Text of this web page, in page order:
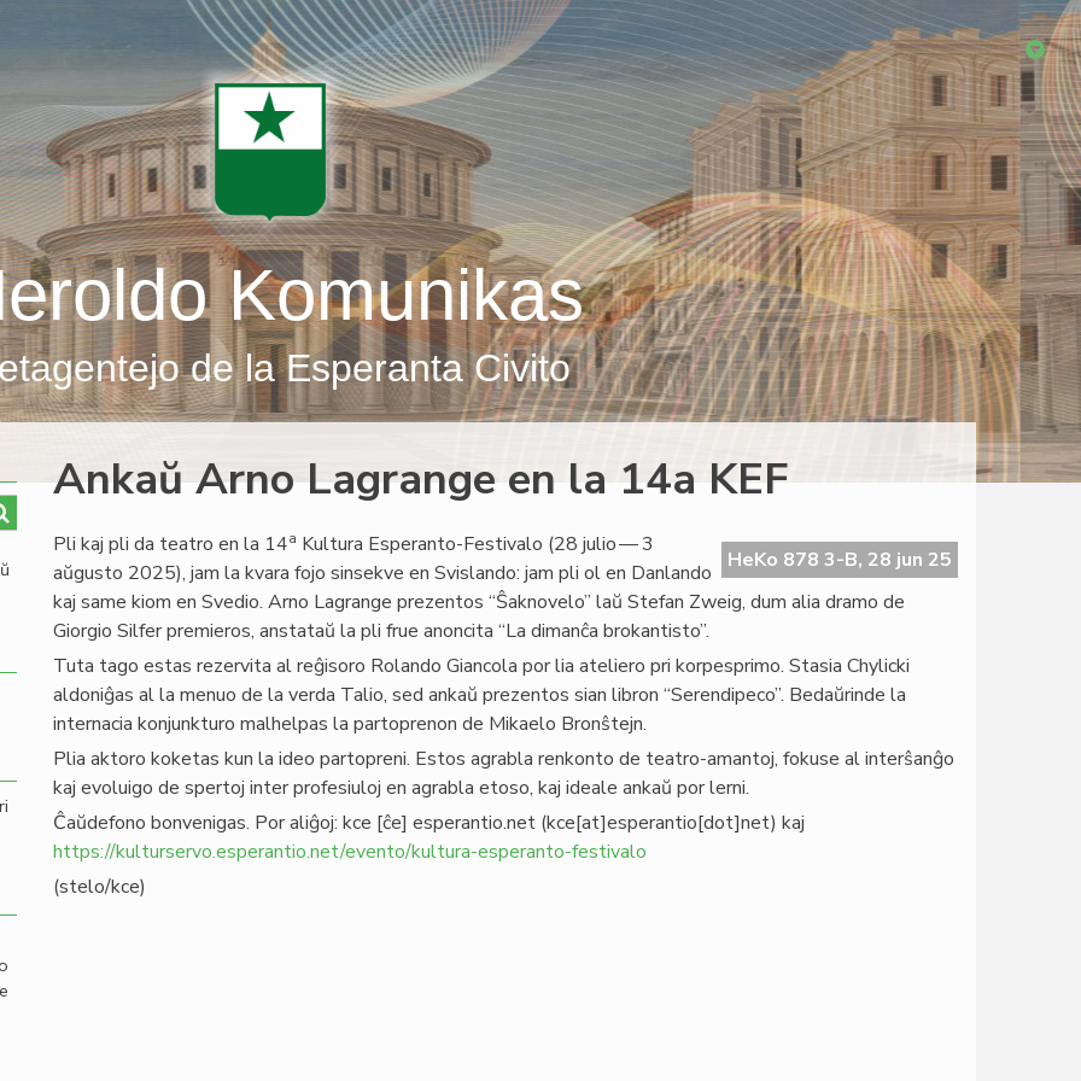
Komunikas
de la Esperanta Civito
Ankaŭ Arno Lagrange en la 14a KEF
HeKo 878 3-B, 28 jun 25
Pli kaj pli da teatro en la 14a Kultura Esperanto-Festivalo (28 julio — 3
aŭgusto 2025), jam la kvara fojo sinsekve en Svislando: jam pli ol en Danlando
kaj same kiom en Svedio. Arno Lagrange prezentos “Ŝaknovelo” laŭ Stefan Zweig, dum alia dramo de
Giorgio Silfer premieros, anstataŭ la pli frue anoncita “La dimanĉa brokantisto”.
Tuta tago estas rezervita al reĝisoro Rolando Giancola por lia ateliero pri korpesprimo. Stasia Chylicki
aldoniĝas al la menuo de la verda Talio, sed ankaŭ prezentos sian libron “Serendipeco”. Bedaŭrinde la
internacia konjunkturo malhelpas la partoprenon de Mikaelo Bronŝtejn.
Plia aktoro koketas kun la ideo partopreni. Estos agrabla renkonto de teatro-amantoj, fokuse al interŝanĝo
kaj evoluigo de spertoj inter profesiuloj en agrabla etoso, kaj ideale ankaŭ por lerni.
Ĉaŭdefono bonvenigas. Por aliĝoj: kce [ĉe] esperantio.net (kce[at]esperantio[dot]net) kaj
https://kulturservo.esperantio.net/evento/kultura-esperanto-festivalo
(stelo/kce)